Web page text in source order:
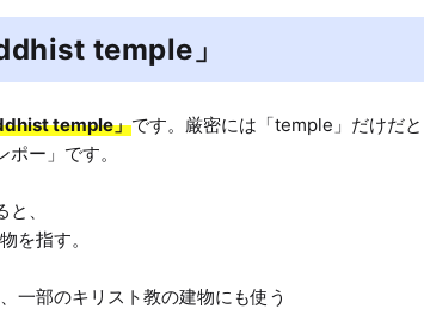
temple」
temple」です。厳密には「temple」だけだと
ー」です。
、
を指す。
部のキリスト教の建物にも使う